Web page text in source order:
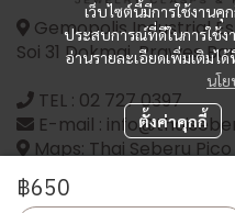
฿650
เว็บไซต์นี้มีการใช้งาน
ประสบการณ์ที่ดีในการใช้ง
อ่านรายละเอียดเพิ่มเติมไ
นโ
ตั้งค่าคุกกี้
Gemopolis Industrial
Soi 31 Dokmai, Prawes
TEL : 02 727 0397
E-mail :
Maps: Thai Seberu Pico